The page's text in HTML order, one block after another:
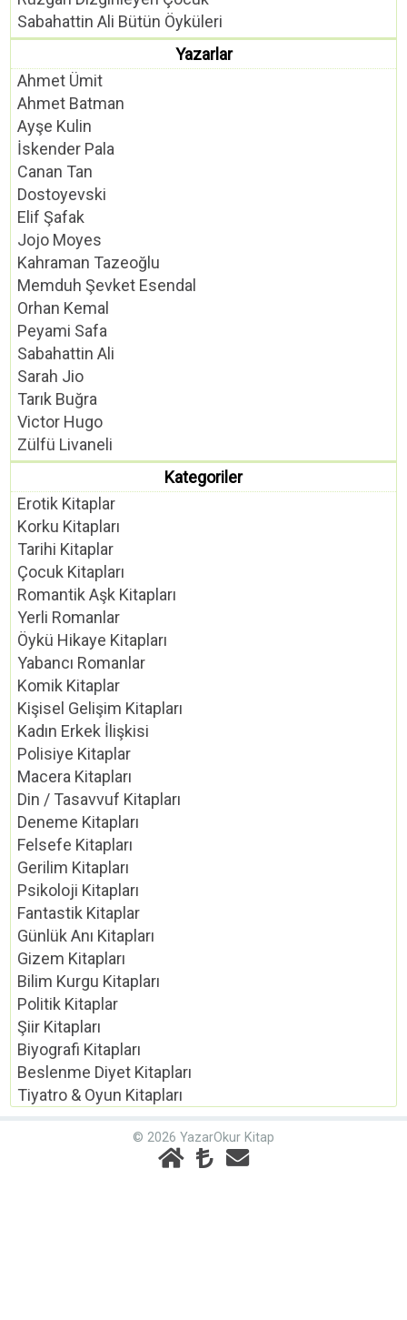
Sabahattin Ali Bütün Öyküleri
Yazarlar
Ahmet Ümit
Ahmet Batman
Ayşe Kulin
İskender Pala
Canan Tan
Dostoyevski
Elif Şafak
Jojo Moyes
Kahraman Tazeoğlu
Memduh Şevket Esendal
Orhan Kemal
Peyami Safa
Sabahattin Ali
Sarah Jio
Tarık Buğra
Victor Hugo
Zülfü Livaneli
Kategoriler
Erotik Kitaplar
Korku Kitapları
Tarihi Kitaplar
Çocuk Kitapları
Romantik Aşk Kitapları
Yerli Romanlar
Öykü Hikaye Kitapları
Yabancı Romanlar
Komik Kitaplar
Kişisel Gelişim Kitapları
Kadın Erkek İlişkisi
Polisiye Kitaplar
Macera Kitapları
Din / Tasavvuf Kitapları
Deneme Kitapları
Felsefe Kitapları
Gerilim Kitapları
Psikoloji Kitapları
Fantastik Kitaplar
Günlük Anı Kitapları
Gizem Kitapları
Bilim Kurgu Kitapları
Politik Kitaplar
Şiir Kitapları
Biyografi Kitapları
Beslenme Diyet Kitapları
Tiyatro & Oyun Kitapları
© 2026 YazarOkur Kitap